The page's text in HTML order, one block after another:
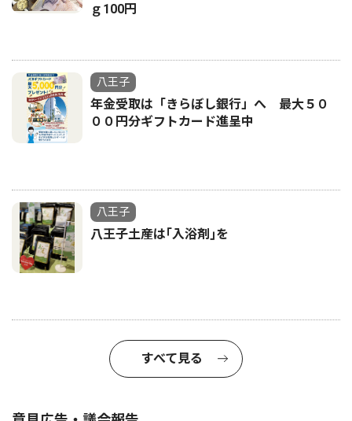
ｇ100円
八王子
年金受取は「きらぼし銀行」へ 最大５０
００円分ギフトカード進呈中
八王子
八王子土産は｢入浴剤｣を
すべて見る